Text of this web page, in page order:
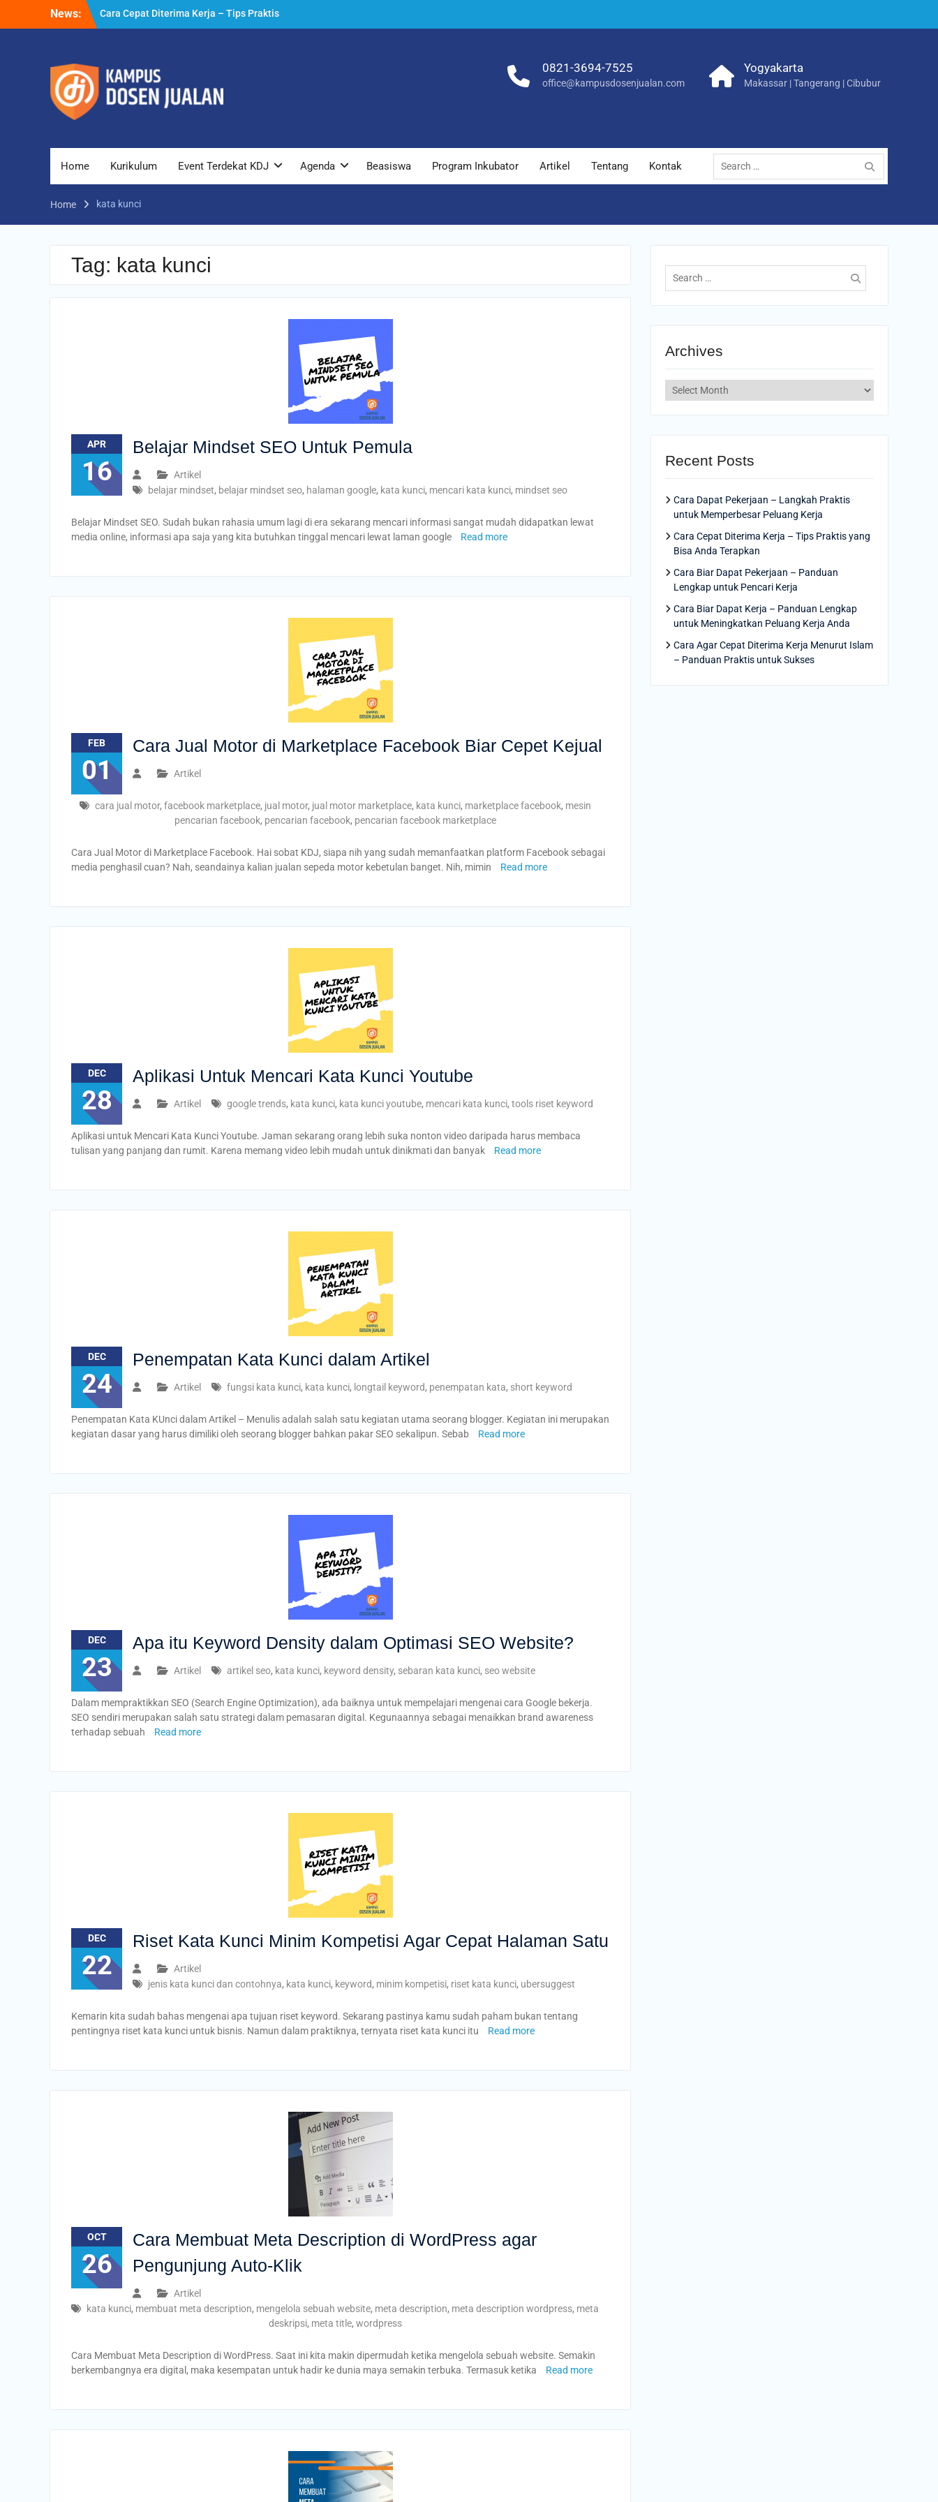
News:
yang Bisa Anda Terapkan
untuk Memperbesar Peluang Kerja
0821-3694-7525
office@kampusdosenjualan.com
Yogyakarta
Makassar | Tangerang | Cibubur
Home Kurikulum Event Terdekat KDJ Agenda Beasiswa Program Inkubator Artikel Tentang Kontak
Search
for:
Home kata kunci
Tag: kata kunci
APR
16
Belajar Mindset SEO Untuk Pemula
Artikel
belajar mindset, belajar mindset seo, halaman google, kata kunci, mencari kata kunci, mindset seo
Belajar Mindset SEO. Sudah bukan rahasia umum lagi di era sekarang mencari informasi sangat mudah didapatkan lewat
media online, informasi apa saja yang kita butuhkan tinggal mencari lewat laman google
Read more
FEB
01
Cara Jual Motor di Marketplace Facebook Biar Cepet Kejual
Artikel
cara jual motor, facebook marketplace, jual motor, jual motor marketplace, kata kunci, marketplace facebook, mesin
pencarian facebook, pencarian facebook, pencarian facebook marketplace
Cara Jual Motor di Marketplace Facebook. Hai sobat KDJ, siapa nih yang sudah memanfaatkan platform Facebook sebagai
media penghasil cuan? Nah, seandainya kalian jualan sepeda motor kebetulan banget. Nih, mimin
Read more
DEC
28
Aplikasi Untuk Mencari Kata Kunci Youtube
Artikel google trends, kata kunci, kata kunci youtube, mencari kata kunci, tools riset keyword
Aplikasi untuk Mencari Kata Kunci Youtube. Jaman sekarang orang lebih suka nonton video daripada harus membaca
tulisan yang panjang dan rumit. Karena memang video lebih mudah untuk dinikmati dan banyak
Read more
DEC
24
Penempatan Kata Kunci dalam Artikel
Artikel fungsi kata kunci, kata kunci, longtail keyword, penempatan kata, short keyword
Penempatan Kata KUnci dalam Artikel – Menulis adalah salah satu kegiatan utama seorang blogger. Kegiatan ini merupakan
kegiatan dasar yang harus dimiliki oleh seorang blogger bahkan pakar SEO sekalipun. Sebab
Read more
DEC
23
Apa itu Keyword Density dalam Optimasi SEO Website?
Artikel artikel seo, kata kunci, keyword density, sebaran kata kunci, seo website
Dalam mempraktikkan SEO (Search Engine Optimization), ada baiknya untuk mempelajari mengenai cara Google bekerja.
SEO sendiri merupakan salah satu strategi dalam pemasaran digital. Kegunaannya sebagai menaikkan brand awareness
terhadap sebuah
Read more
DEC
22
Riset Kata Kunci Minim Kompetisi Agar Cepat Halaman Satu
Artikel
jenis kata kunci dan contohnya, kata kunci, keyword, minim kompetisi, riset kata kunci, ubersuggest
Kemarin kita sudah bahas mengenai apa tujuan riset keyword. Sekarang pastinya kamu sudah paham bukan tentang
pentingnya riset kata kunci untuk bisnis. Namun dalam praktiknya, ternyata riset kata kunci itu
Read more
OCT
26
Cara Membuat Meta Description di WordPress agar
Pengunjung Auto-Klik
Artikel
kata kunci, membuat meta description, mengelola sebuah website, meta description, meta description wordpress, meta
deskripsi, meta title, wordpress
Cara Membuat Meta Description di WordPress. Saat ini kita makin dipermudah ketika mengelola sebuah website. Semakin
berkembangnya era digital, maka kesempatan untuk hadir ke dunia maya semakin terbuka. Termasuk ketika
Read more
Search
for:
Archives
Archives
Recent Posts
Cara Dapat Pekerjaan – Langkah Praktis
untuk Memperbesar Peluang Kerja
Cara Cepat Diterima Kerja – Tips Praktis yang
Bisa Anda Terapkan
Cara Biar Dapat Pekerjaan – Panduan
Lengkap untuk Pencari Kerja
Cara Biar Dapat Kerja – Panduan Lengkap
untuk Meningkatkan Peluang Kerja Anda
Cara Agar Cepat Diterima Kerja Menurut Islam
– Panduan Praktis untuk Sukses